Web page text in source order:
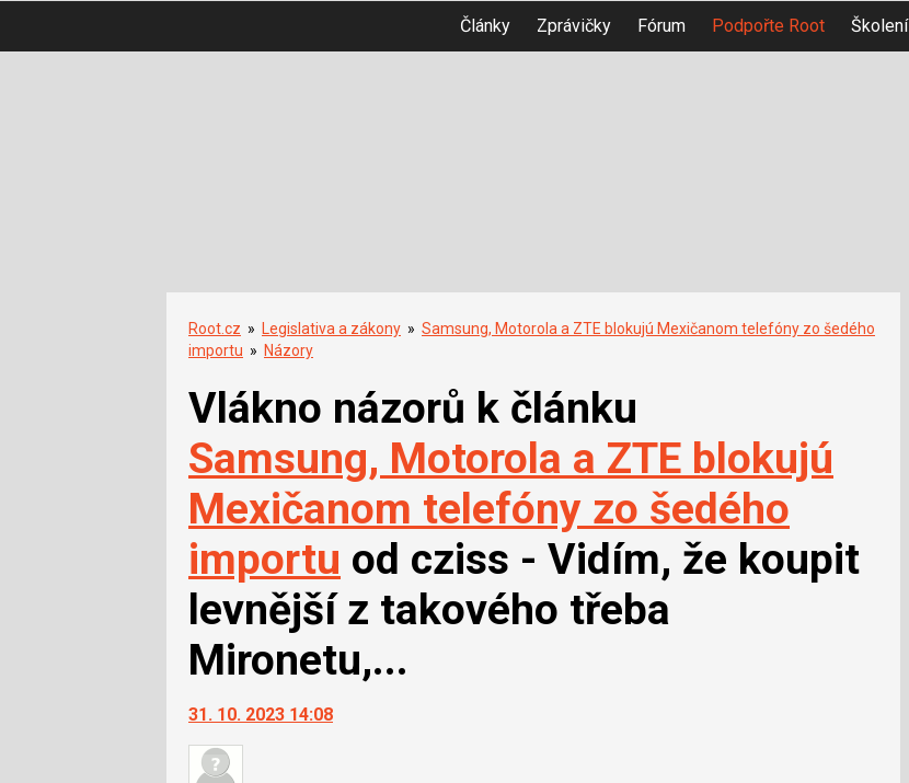
Články Zprávičky Fórum Podpořte Root Školení
Root.cz » Legislativa a zákony » Samsung, Motorola a ZTE blokujú Mexičanom telefóny zo šedého
importu » Názory
Vlákno názorů k článku
Samsung, Motorola a ZTE blokujú
Mexičanom telefóny zo šedého
importu od cziss - Vidím, že koupit
levnější z takového třeba
Mironetu,...
31. 10. 2023 14:08